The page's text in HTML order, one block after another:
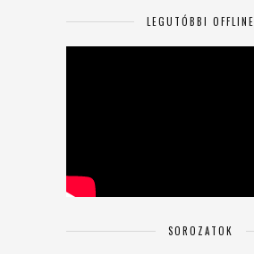
LEGUTÓBBI OFFLINE
SOROZATOK